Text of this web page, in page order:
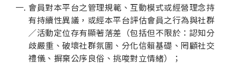
會員對本平台之管理規範、互動模式或經營理念持
有持續性異議，或經本平台評估會員之行為與社群
／活動定位存有顯著落差（包括但不限於：認知分
歧嚴重、破壞社群氛圍、分化信賴基礎、罔顧社交
禮儀、摒棄公序良俗、挑唆對立情緒）；